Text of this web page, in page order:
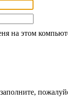
на этом